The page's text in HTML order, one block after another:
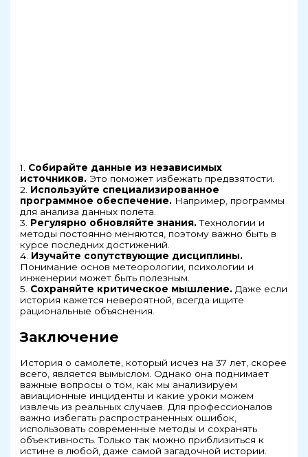
1. Собирайте данные из независимых
источников. Это поможет избежать предвзятости.
2. Используйте специализированное
программное обеспечение. Например, программы
для анализа данных полета.
3. Регулярно обновляйте знания.Технологии и
методы постоянно меняются, поэтому важно быть в
курсе последних достижений.
4. Изучайте сопутствующие дисциплины.
Понимание основ метеорологии, психологии и
инженерии может быть полезным.
5. Сохраняйте критическое мышление. Даже если
история кажется невероятной, всегда ищите
рациональные объяснения.
Заключение
История о самолете, который исчез на 37 лет, скорее
всего, является вымыслом. Однако она поднимает
важные вопросы о том, как мы анализируем
авиационные инциденты и какие уроки можем
извлечь из реальных случаев. Для профессионалов
важно избегать распространенных ошибок,
использовать современные методы и сохранять
объективность. Только так можно приблизиться к
истине в любой, даже самой загадочной истории.